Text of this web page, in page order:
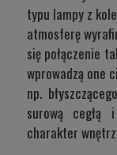
typu lampy z
atmosferę
się połączenie
wprowadzą one
np.
surową cegłą
charakter